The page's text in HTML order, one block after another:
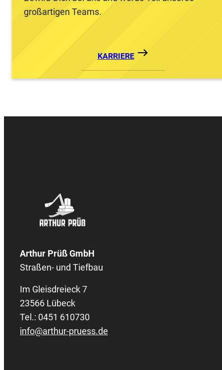
großartigen Teams.
KARRIERE
Arthur Prüß GmbH
Straßen- und Tiefbau
Im Gleisdreieck 7
23566 Lübeck
Tel.: 0451 610730
info@arthur-pruess.de